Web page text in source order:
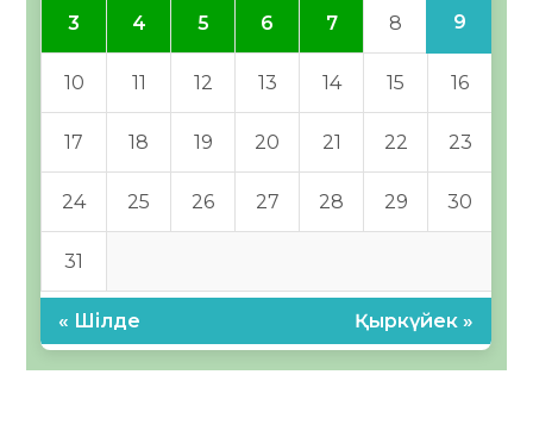
3 4 5 6 7 8 9
10 11 12 13 14 15 16
17 18 19 20 21 22 23
24 25 26 27 28 29 30
31
« Шілде Қыркүйек »